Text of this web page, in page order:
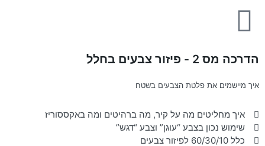
הדרכה מס 2 - פיזור צבעים בחלל
איך מיישמים את פלטת הצבעים בשטח
איך מחליטים מה על קיר, מה ברהיטים ומה באקססוריז
שימוש נכון בצבע “עוגן” וצבע “דגש”
כלל 60/30/10 לפיזור צבעים